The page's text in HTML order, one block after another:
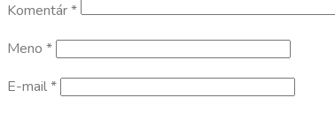
Komentár*
Meno *
E-mail*